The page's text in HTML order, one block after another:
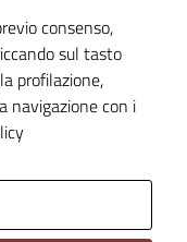
consenso,
sul tasto
profilazione,
navigazione con i